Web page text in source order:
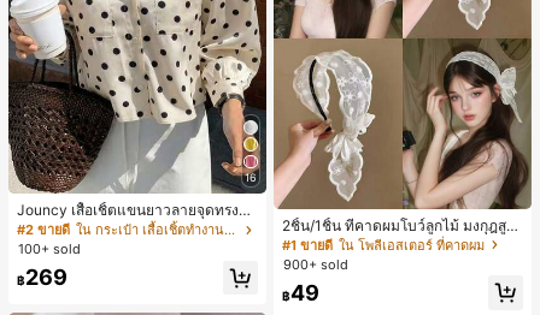
16
Jouncy เสื้อเชิ้ตแขนยาวลายจุดทรงหล
วมสำหรับผู้หญิง
#2 ขายดี
ใน กระเป๋า เสื้อเชิ้ตทำงานมีกระเป๋า
100+ sold
฿269
2ชิ้น/1ชิ้น ที่คาดผมโบว์ลูกไม้ มงกุฎสูง
แถบกว้าง สีดำ สีขาว สำหรับใส่ประจำ
วัน กิ๊บติดผม ยางรัดผม (ลายปักดอกไม้
จัดวางแบบสุ่ม)
#1 ขายดี ใน โพลีเอสเตอร์ ที่คาดผม
900+ sold
฿49